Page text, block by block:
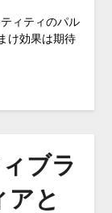
ィティのパル
け効果は期待
ブラ
アと